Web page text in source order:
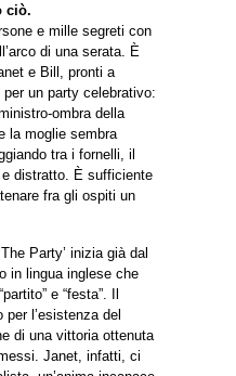
ciò.
e mille segreti con
di una serata. È
e Bill, pronti a
un party celebrativo:
ombra della
la moglie sembra
tra i fornelli, il
distratto. È sufficiente
fra gli ospiti un
Party’ inizia già dal
in lingua inglese che
e “festa”. Il
l’esistenza del
di una vittoria ottenuta
Janet, infatti, ci